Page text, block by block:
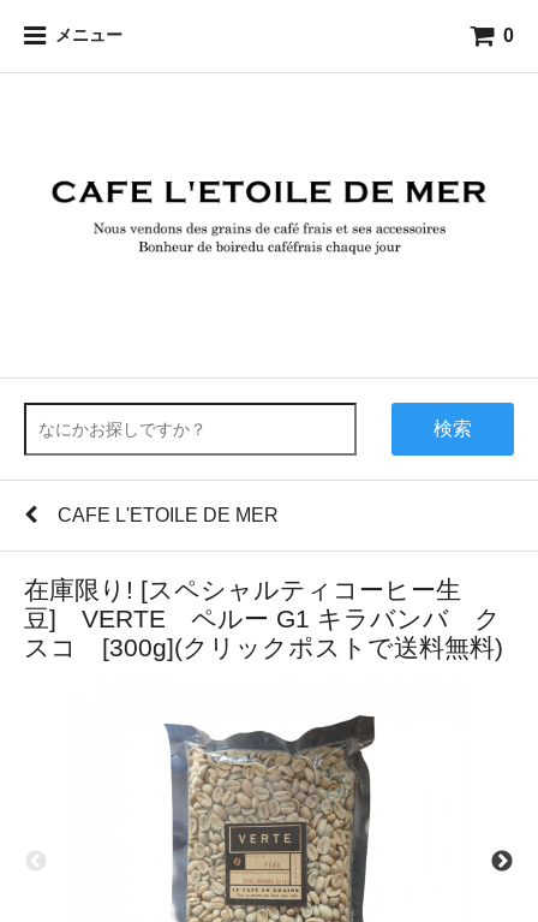
メニュー 0
検索
CAFE L'ETOILE DE MER
在庫限り! [スペシャルティコーヒー生
豆] VERTE ペルー G1 キラバンバ ク
スコ [300g](クリックポストで送料無料)